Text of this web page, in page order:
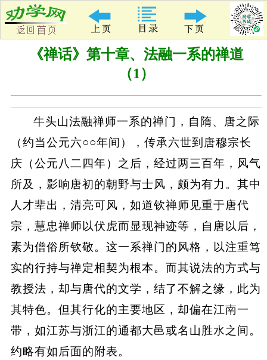
《禅话》第十章、法融一系的禅道
（1）
牛头山法融禅师一系的禅门，自隋、唐之际
（约当公元六○○年间），传承六世到唐穆宗长
庆（公元八二四年）之后，经过两三百年，风气
所及，影响唐初的朝野与士风，颇为有力。其中
人才辈出，清亮可风，如道钦禅师见重于唐代
宗，慧忠禅师以伏虎而显现神迹等，自唐以后，
素为僧俗所钦敬。这一系禅门的风格，以注重笃
实的行持与禅定相契为根本。而其说法的方式与
教授法，却与唐代的文学，结了不解之缘，此为
其特色。但其行化的主要地区，却偏在江南一
带，如江苏与浙江的通都大邑或名山胜水之间。
约略有如后面的附表。